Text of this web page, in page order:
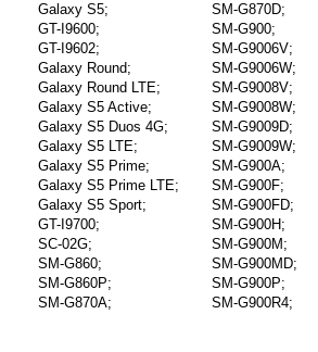
Galaxy S5;
GT-I9600;
GT-I9602;
Galaxy Round;
Galaxy Round LTE;
Galaxy S5 Active;
Galaxy S5 Duos 4G;
Galaxy S5 LTE;
Galaxy S5 Prime;
Galaxy S5 Prime LTE;
Galaxy S5 Sport;
GT-I9700;
SC-02G;
SM-G860;
SM-G860P;
SM-G870A;
SM-G870D;
SM-G900;
SM-G9006V;
SM-G9006W;
SM-G9008V;
SM-G9008W;
SM-G9009D;
SM-G9009W;
SM-G900A;
SM-G900F;
SM-G900FD;
SM-G900H;
SM-G900M;
SM-G900MD;
SM-G900P;
SM-G900R4;